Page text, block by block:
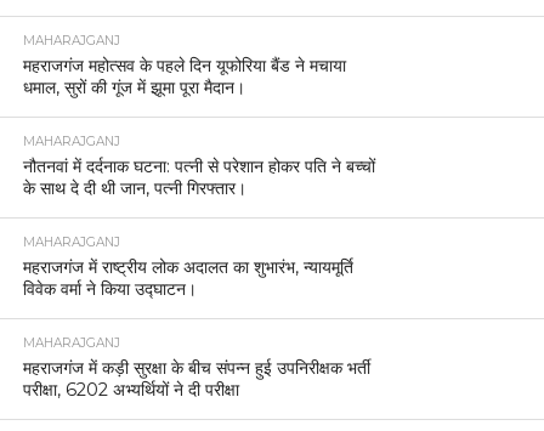
MAHARAJGANJ
महराजगंज महोत्सव के पहले दिन यूफोरिया बैंड ने मचाया
धमाल, सुरों की गूंज में झूमा पूरा मैदान।
MAHARAJGANJ
नौतनवां में दर्दनाक घटना: पत्नी से परेशान होकर पति ने बच्चों
के साथ दे दी थी जान, पत्नी गिरफ्तार।
MAHARAJGANJ
महराजगंज में राष्ट्रीय लोक अदालत का शुभारंभ, न्यायमूर्ति
विवेक वर्मा ने किया उद्घाटन।
MAHARAJGANJ
महराजगंज में कड़ी सुरक्षा के बीच संपन्न हुई उपनिरीक्षक भर्ती
परीक्षा, 6202 अभ्यर्थियों ने दी परीक्षा